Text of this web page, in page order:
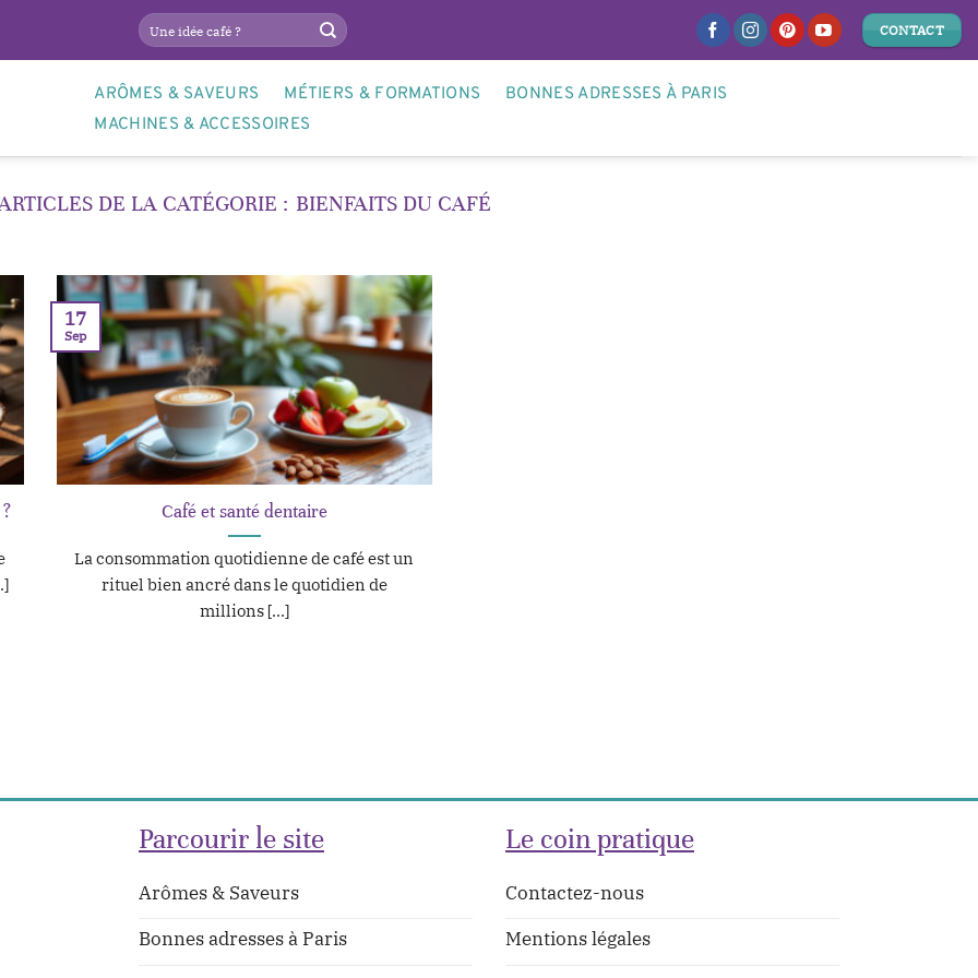
CONTACT
ARÔMES & SAVEURS MÉTIERS & FORMATIONS
BONNES ADRESSES À PARIS
MACHINES & ACCESSOIRES
BIENFAITS DU CAFÉ
Café et santé dentaire
La consommation quotidienne de café est un
rituel bien ancré dans le quotidien de
millions [...]
17
Sep
Parcourir le site
Arômes & Saveurs
Bonnes adresses à Paris
Le coin pratique
Contactez-nous
Mentions légales